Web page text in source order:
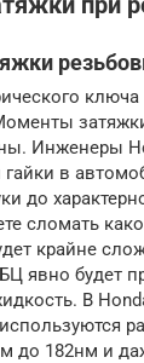
ключа
Инженеры
гайки в
до
сломать
крайне
явно будет
В
до 182нм и